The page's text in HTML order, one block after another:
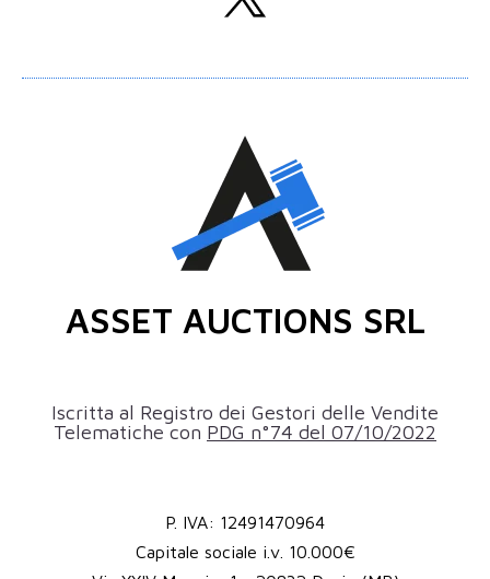
ASSET AUCTIONS SRL
Iscritta al Registro dei Gestori delle Vendite
Telematiche con PDG n°74 del 07/10/2022
P. IVA: 12491470964
Capitale sociale i.v. 10.000€